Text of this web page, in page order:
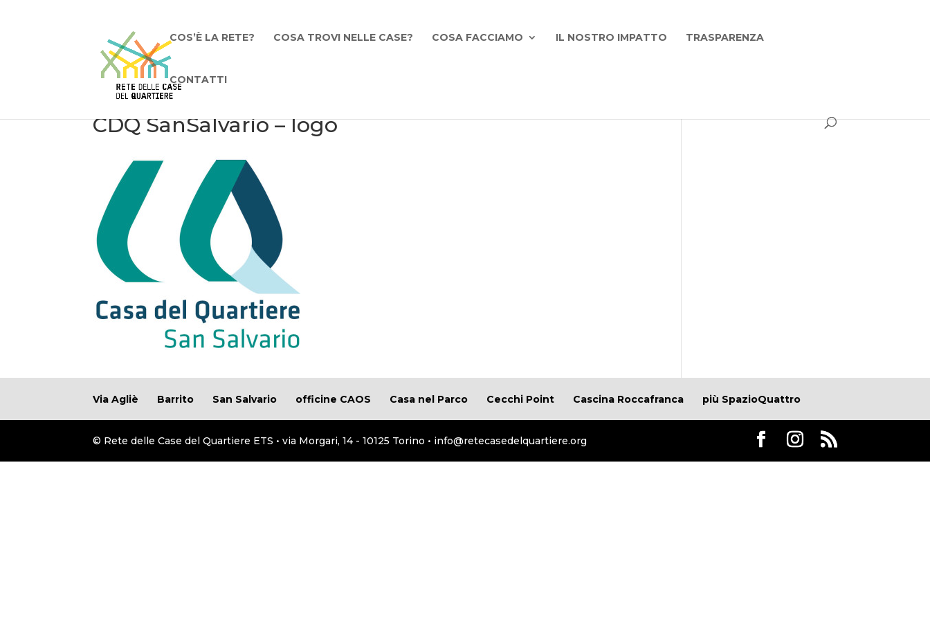
COS’È LA RETE? COSA TROVI NELLE CASE? COSA FACCIAMO IL NOSTRO IMPATTO TRASPARENZA
CONTATTI
CDQ SanSalvario – logo
Via Agliè Barrito San Salvario officine CAOS Casa nel Parco Cecchi Point Cascina Roccafranca più SpazioQuattro
© Rete delle Case del Quartiere ETS • via Morgari, 14 - 10125 Torino • info@retecasedelquartiere.org